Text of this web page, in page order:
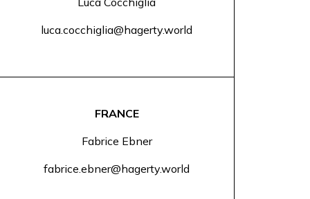
luca.cocchiglia@hagerty.world
FRANCE
Fabrice Ebner
fabrice.ebner@hagerty.world